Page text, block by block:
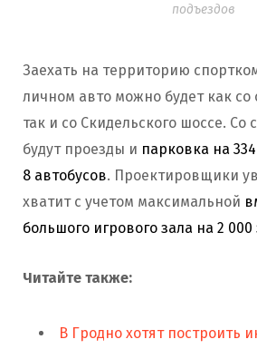
подъездов
Заехать на территорию
личном авто можно будет как
так и со Скидельского шоссе. Со
будут проезды и парковка на
8 автобусов. Проектировщики
хватит с учетом максимальной
большого игрового зала на 2
Читайте также:
В Гродно хотят построить